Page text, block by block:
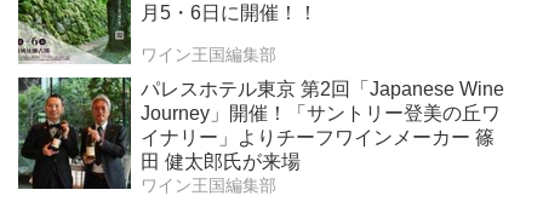
月5・6日に開催！！
ワイン王国編集部
パレスホテル東京 第2回「Japanese Wine
Journey」開催！「サントリー登美の丘ワ
イナリー」よりチーフワインメーカー 篠
田 健太郎氏が来場
ワイン王国編集部